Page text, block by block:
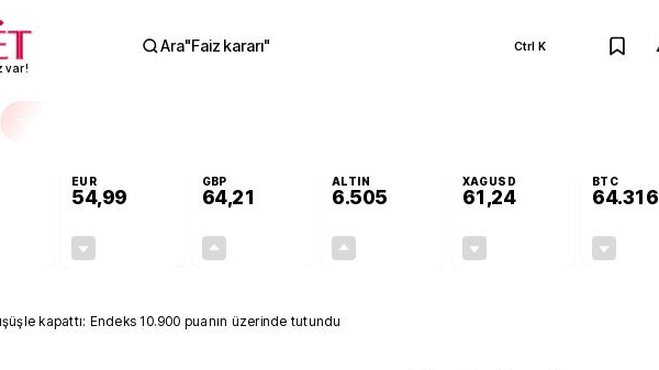
var!
Ara"Faiz kararı" Ctrl K
EUR
54,99
GBP
64,21
ALTIN
6.505
XAGUSD
61,24
BTC
64.316
kapattı: Endeks 10.900 puanın üzerinde tutundu